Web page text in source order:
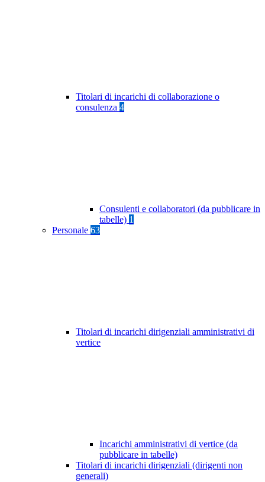
Titolari di incarichi di collaborazione o
consulenza 4
Consulenti e collaboratori (da pubblicare in
tabelle) 1
Personale 63
Titolari di incarichi dirigenziali amministrativi di
vertice
Incarichi amministrativi di vertice (da
pubblicare in tabelle)
Titolari di incarichi dirigenziali (dirigenti non
generali)